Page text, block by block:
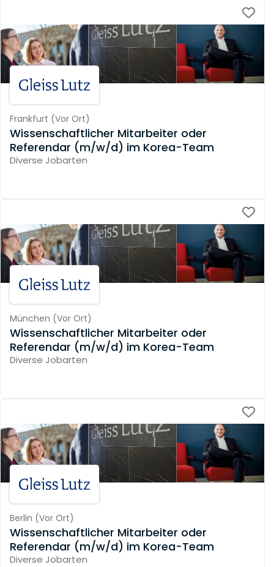
Frankfurt (Vor Ort)
Wissenschaftlicher Mitarbeiter oder
Referendar (m/w/d) im Korea-Team
Diverse Jobarten
München (Vor Ort)
Wissenschaftlicher Mitarbeiter oder
Referendar (m/w/d) im Korea-Team
Diverse Jobarten
Berlin (Vor Ort)
Wissenschaftlicher Mitarbeiter oder
Referendar (m/w/d) im Korea-Team
Diverse Jobarten